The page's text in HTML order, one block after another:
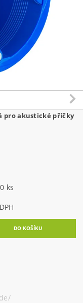
pro akustické příčky
ks
DPH